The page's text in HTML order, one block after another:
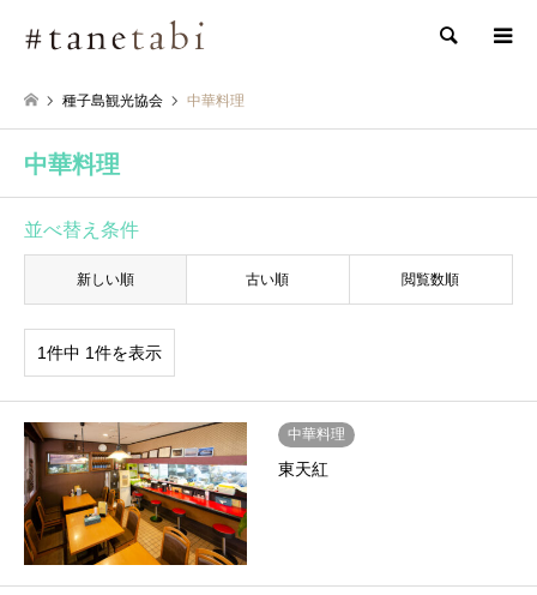
検索
種子島観光協会 中華料理
中華料理
並べ替え条件
新しい順 古い順 閲覧数順
1件中 1件を表示
中華料理
東天紅